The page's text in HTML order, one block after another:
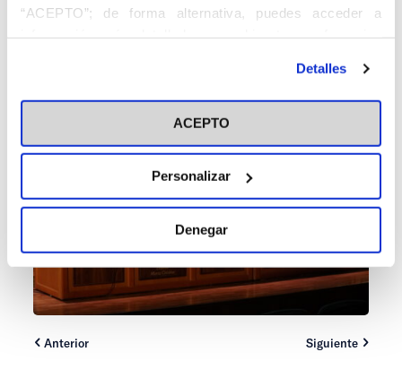
“ACEPTO”; de forma alternativa, puedes acceder a
información más detallada y cambiar tus preferencias
en el botón "Personalizar". Para más información puedes
visitar nuestra Política de Cookies
Detalles
ACEPTO
Personalizar
Denegar
Anterior Siguiente